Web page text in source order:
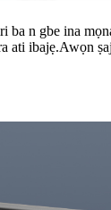
n gbe ina
ati ibajẹ.Awọn